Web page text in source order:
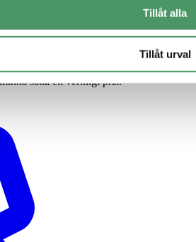
Tillåt alla
Tillåt urval
är inklusive moms om inte annat anges.
och avser 1–2 hushåll. Vi behöver
sätta ett verkligt pris.